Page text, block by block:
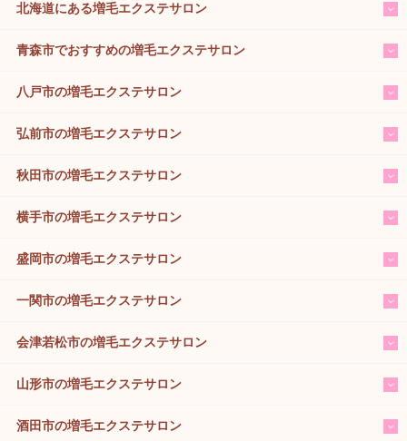
北海道にある増毛エクステサロン
青森市でおすすめの増毛エクステサロン
八戸市の増毛エクステサロン
弘前市の増毛エクステサロン
秋田市の増毛エクステサロン
横手市の増毛エクステサロン
盛岡市の増毛エクステサロン
一関市の増毛エクステサロン
会津若松市の増毛エクステサロン
山形市の増毛エクステサロン
酒田市の増毛エクステサロン